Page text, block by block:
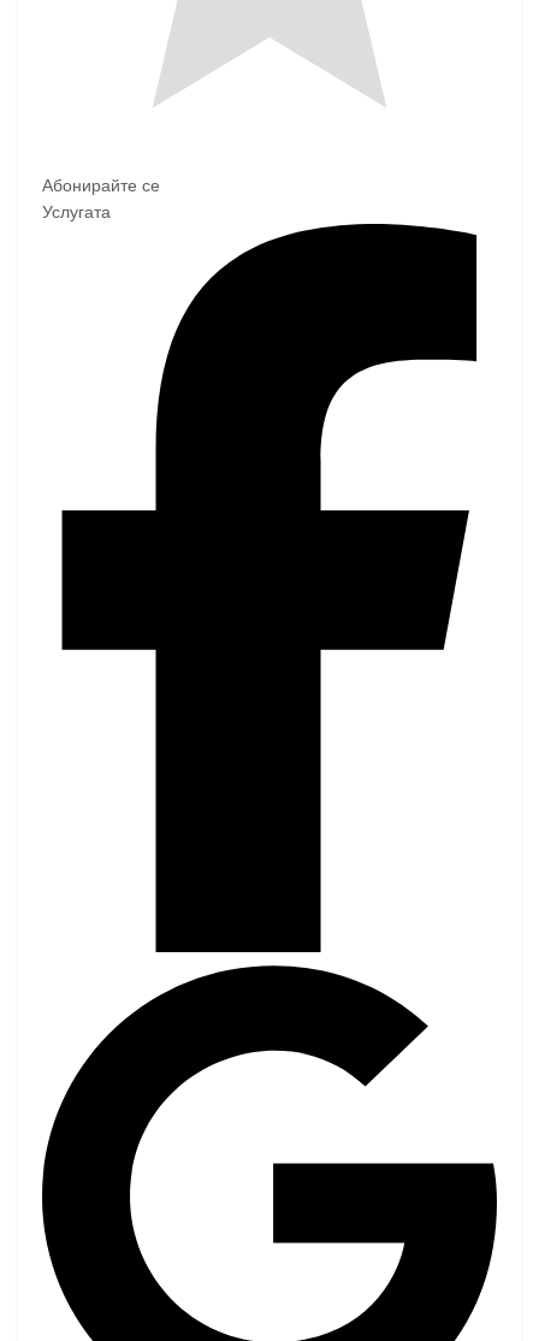
Абонирайте се
Услугата